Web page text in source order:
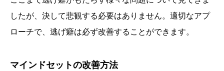
したが、決して悲観する必要はありません。適切なアプ
ローチで、逃げ癖は必ず改善することができます。
マインドセットの改善方法